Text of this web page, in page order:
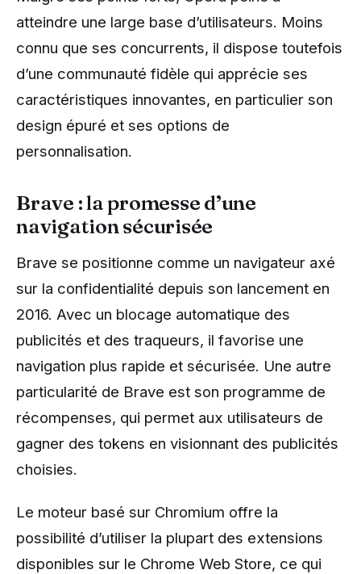
atteindre une large base d’utilisateurs. Moins
connu que ses concurrents, il dispose toutefois
d’une communauté fidèle qui apprécie ses
caractéristiques innovantes, en particulier son
design épuré et ses options de
personnalisation.
Brave : la promesse d’une
navigation sécurisée
Brave se positionne comme un navigateur axé
sur la confidentialité depuis son lancement en
2016. Avec un blocage automatique des
publicités et des traqueurs, il favorise une
navigation plus rapide et sécurisée. Une autre
particularité de Brave est son programme de
récompenses, qui permet aux utilisateurs de
gagner des tokens en visionnant des publicités
choisies.
Le moteur basé sur Chromium offre la
possibilité d’utiliser la plupart des extensions
disponibles sur le Chrome Web Store, ce qui